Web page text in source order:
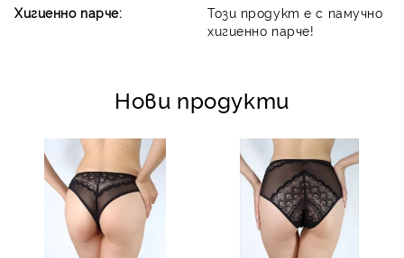
Хигиенно парче:
Този продукт е с памучно
хигиенно парче!
Нови продукти